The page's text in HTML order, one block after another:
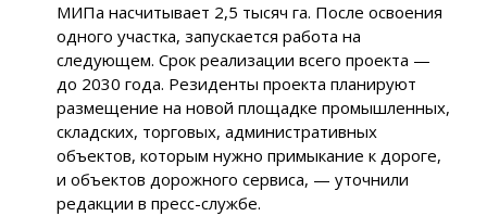
МИПа насчитывает 2,5 тысяч га. После освоения
одного участка, запускается работа на
следующем. Срок реализации всего проекта —
до 2030 года. Резиденты проекта планируют
размещение на новой площадке промышленных,
складских, торговых, административных
объектов, которым нужно примыкание к дороге,
и объектов дорожного сервиса, — уточнили
редакции в пресс-службе.